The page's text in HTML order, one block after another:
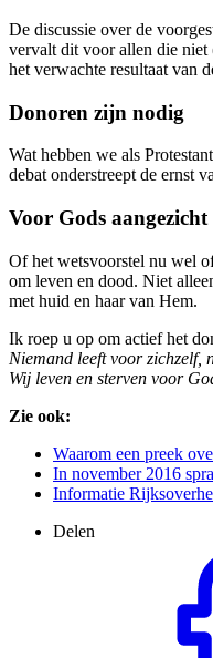
De discussie over de
vervalt dit voor allen die niet
het verwachte resultaat van
Donoren zijn nodig
Wat hebben we als
debat onderstreept de ernst
Voor Gods aangezicht
Of het wetsvoorstel nu wel
om leven en dood. Niet
met huid en haar van Hem.
Ik roep u op om actief het
Niemand leeft voor zichzelf,
Wij leven en sterven voor
Zie ook:
Waarom een preek
In november 2016
Informatie
Delen